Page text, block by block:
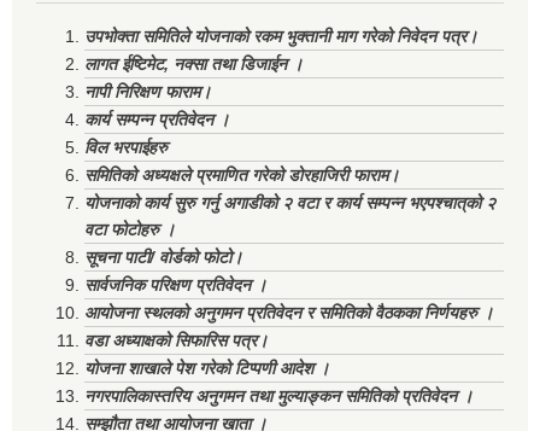
उपभोक्ता समितिले योजनाको रकम भुक्तानी माग गरेको निवेदन पत्र।
लागत ईष्टिमेट, नक्सा तथा डिजाईन ।
नापी निरिक्षण फाराम।
कार्य सम्पन्न प्रतिवेदन ।
विल भरपाईहरु
समितिको अध्यक्षले प्रमाणित गरेको डोरहाजिरी फाराम।
योजनाको कार्य सुरु गर्नु अगाडीको २ वटा र कार्य सम्पन्न भएपश्चात्‌को २
वटा फोटोहरु ।
सूचना पाटी/ वोर्डको फोटो।
सार्वजनिक परिक्षण प्रतिवेदन ।
आयोजना स्थलको अनुगमन प्रतिवेदन र समितिको वैठकका निर्णयहरु ।
वडा अध्याक्षको सिफारिस पत्र।
योजना शाखाले पेश गरेको टिप्पणी आदेश ।
नगरपालिकास्तरिय अनुगमन तथा मुल्याङ्कन समितिको प्रतिवेदन ।
सम्झौता तथा आयोजना खाता ।